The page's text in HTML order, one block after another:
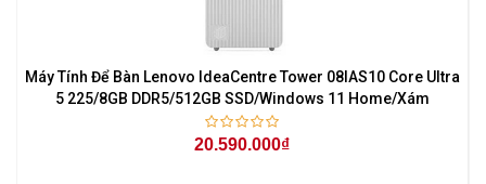
Máy Tính Để Bàn Lenovo IdeaCentre Tower 08IAS10 Core Ultra
5 225/8GB DDR5/512GB SSD/Windows 11 Home/Xám
20.590.000₫